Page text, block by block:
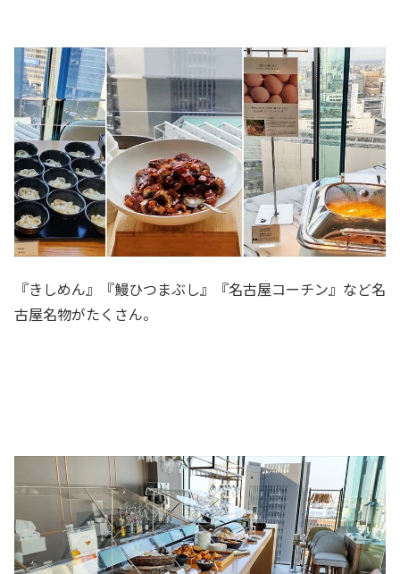
『きしめん』『鰻ひつまぶし』『名古屋コーチン』など名
古屋名物がたくさん。